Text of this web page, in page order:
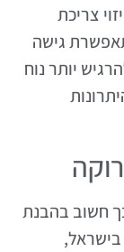
צריכת
גישה
יותר נוח
חשוב בהבנת
בישראל,